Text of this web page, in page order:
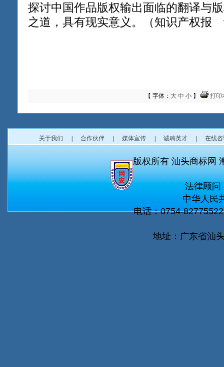
探讨中国作品版权输出面临的翻译与
之道，具有现实意义。（知识产权
【 字体： 大 中 小 】 打印
关于我们 合作伙伴 媒体宣传 诚聘英才 在线
版权所有 汕头商标网
法律顾问
中华人民
电话：0754-
地址：广东省汕